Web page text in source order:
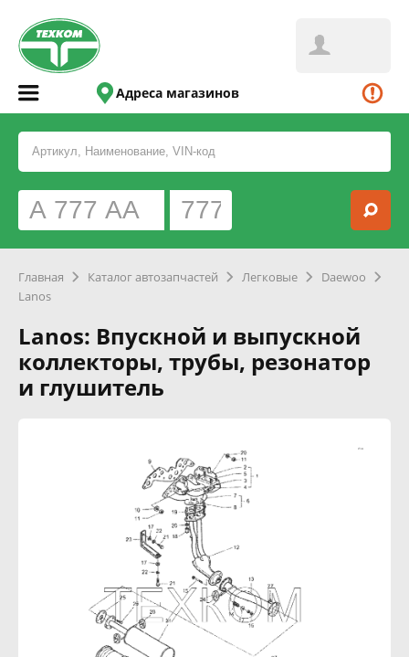
Адреса магазинов
Главная Каталог автозапчастей Легковые
Daewoo
Lanos
Lanos: Впускной и выпускной
коллекторы, трубы, резонатор
и глушитель